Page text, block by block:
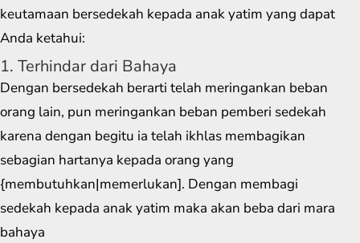
keutamaan bersedekah kepada anak yatim yang dapat
Anda ketahui:
1. Terhindar dari Bahaya
Dengan bersedekah berarti telah meringankan beban
orang lain, pun meringankan beban pemberi sedekah
karena dengan begitu ia telah ikhlas membagikan
sebagian hartanya kepada orang yang
{membutuhkan|memerlukan]. Dengan membagi
sedekah kepada anak yatim maka akan beba dari mara
bahaya